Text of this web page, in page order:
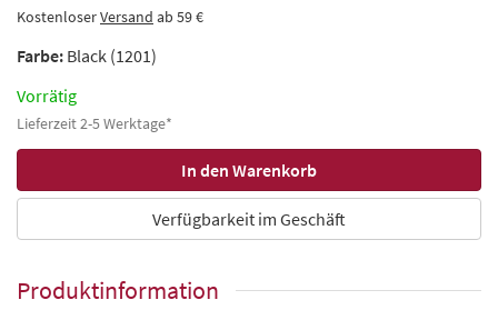
KostenloserVersand ab 59 €
Farbe: Black (1201)
Vorrätig
Lieferzeit 2-5 Werktage*
Verfügbarkeit im Geschäft
Produktinformation